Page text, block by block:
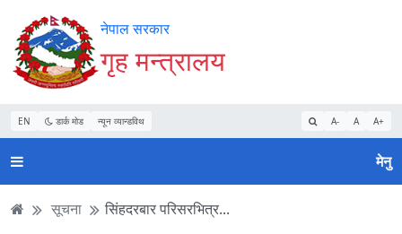
Accessibility
Mode
सुरु
गर्नुहोस्
सामाग्री
पढ्नुहाेस्
नेभिगेसन
पढ्नुहाेस्
वेबसाइट
खोजमा
जानुहोस्
नेपाल सरकार
गृह मन्त्रालय
EN डार्क मोड न्यून व्यान्डविथ A- A A+
मेनु
सूचना सिंहदरबार परिसरभित्र...